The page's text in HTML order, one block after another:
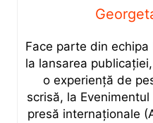
Face parte din
la lansarea
o experiență de
scrisă, la
presă internaționale